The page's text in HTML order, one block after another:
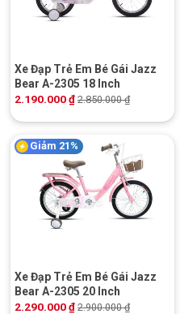
Xe Đạp Trẻ Em Bé Gái Jazz
Bear A-2305 18 Inch
2.190.000₫ 2.850.000₫
Giảm 21%
Xe Đạp Trẻ Em Bé Gái Jazz
Bear A-2305 20 Inch
2.290.000₫ 2.900.000₫